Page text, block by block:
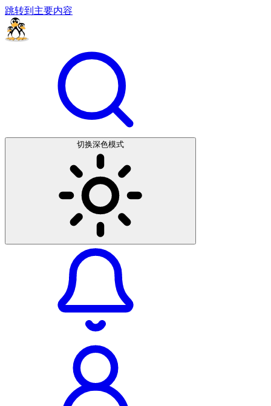
跳转到主要内容
切换深色模式